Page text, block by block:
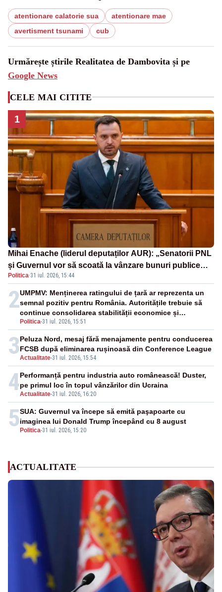
atentionare calatorie sua
atentionare mae
avertisment tsunami
cub
Urmărește știrile Realitatea de Dambovita și pe
Google News
CELE MAI CITITE
1
Mihai Enache (liderul deputaților AUR): „Senatorii PNL
și Guvernul vor să scoată la vânzare bunuri publice
pentru a stinge datoriile pentru vaccinurile Pfizer!”
Politica·31 iul. 2026, 15:44
2
Politica-31 iul. 2026, 15:51
UMPMV: Menținerea ratingului de țară ar reprezenta un
semnal pozitiv pentru România. Autoritățile trebuie să
continue consolidarea stabilității economice și
financiare
3Actualitate-31 iul. 2026, 15:54
Peluza Nord, mesaj fără menajamente pentru conducerea
FCSB după eliminarea rușinoasă din Conference League
4Actualitate-31 iul. 2026, 16:20
Performanță pentru industria auto românească! Duster,
pe primul loc în topul vânzărilor din Ucraina
5 Politica-31 iul. 2026, 15:20
SUA: Guvernul va începe să emită paşapoarte cu
imaginea lui Donald Trump începând cu 8 august
ACTUALITATE